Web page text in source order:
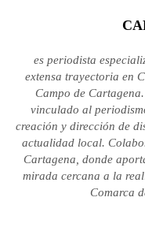
es periodista
extensa trayectoria en
Campo de
vinculado al
creación y dirección de
actualidad local.
Cartagena, donde
mirada cercana a la
Comarca